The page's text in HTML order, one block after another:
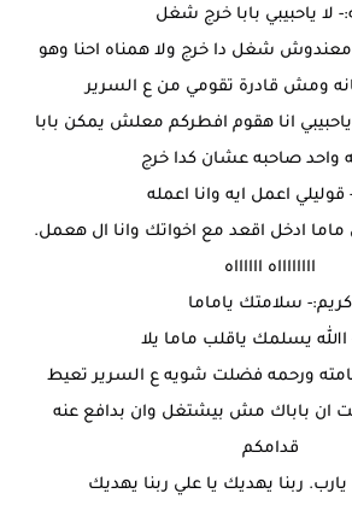
لا ياحبيبي بابا خرج شغل
معندوش شغل دا خرج ولا همناه احنا وهو
ومش قادرة تقومي من ع السرير
انا هقوم افطركم معلش يمكن بابا
واحد صاحبه عشان كدا خرج
قوليلي اعمل ايه وانا اعمله
ماما ادخل اقعد مع اخواتك وانا ال هعمل.
ااااااااه ااااااه
كريم:- سلامتك ياماما
يسلمك ياقلب ماما يلا
ورحمه فضلت شويه ع السرير تعيط
ان باباك مش بيشتغل وان بدافع عنه
قدامكم
ربنا يهديك يا علي ربنا يهديك